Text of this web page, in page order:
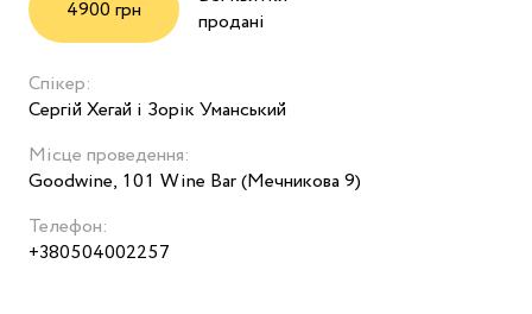
4900 грн
продані
Спікер:
Сергій Хегай і Зорік Уманський
Місце проведення:
Goodwine, 101 Wine Bar (Мечникова 9)
Телефон:
+380504002257